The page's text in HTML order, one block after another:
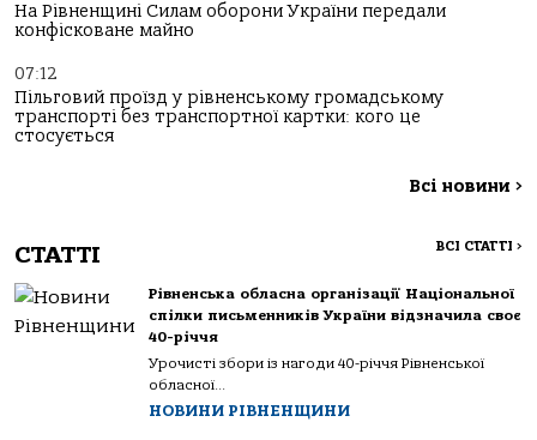
На Рівненщині Силам оборони України передали
конфісковане майно
07:12
Пільговий проїзд у рівненському громадському
транспорті без транспортної картки: кого це
стосується
Всі новини >
СТАТТІ ВСІ СТАТТІ >
Рівненська обласна організації Національної
спілки письменників України відзначила своє
40-річчя
Урочисті збори із нагоди 40-річчя Рівненської
обласної...
НОВИНИ РІВНЕНЩИНИ